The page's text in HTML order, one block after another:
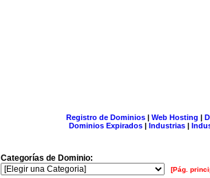
Registro de Dominios| Web Hosting |
Dominios Expirados | Industrias |
Categorías de Dominio:
[Pág.